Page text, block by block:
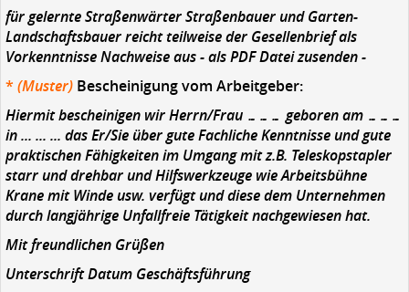
für gelernte Straßenwärter Straßenbauer und Garten-
Landschaftsbauer reicht teilweise der Gesellenbrief als
Vorkenntnisse Nachweise aus - als PDF Datei zusenden -
* (Muster) Bescheinigung vom Arbeitgeber:
Hiermit bescheinigen wir Herrn/Frau ……… geboren am ………
in ... ... ... das Er/Sie über gute Fachliche Kenntnisse und gute
praktischen Fähigkeiten im Umgang mit z.B. Teleskopstapler
starr und drehbar und Hilfswerkzeuge wie Arbeitsbühne
Krane mit Winde usw. verfügt und diese dem Unternehmen
durch langjährige Unfallfreie Tätigkeit nachgewiesen hat.
Mit freundlichen Grüßen
Unterschrift Datum Geschäftsführung